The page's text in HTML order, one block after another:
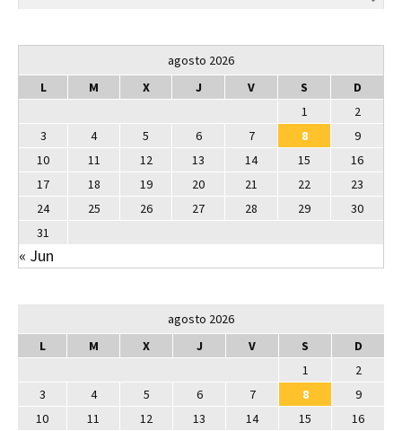
agosto 2026
L
M X J V S
D
1
2
3
4 5 6 7 8
9
10
11 12 13 14 15
16
17
18 19 20 21 22
23
24
25 26 27 28 29
30
31
« Jun
agosto 2026
L
M X J V S
D
1
2
3
4 5 6 7 8
9
10
11 12 13 14 15
16